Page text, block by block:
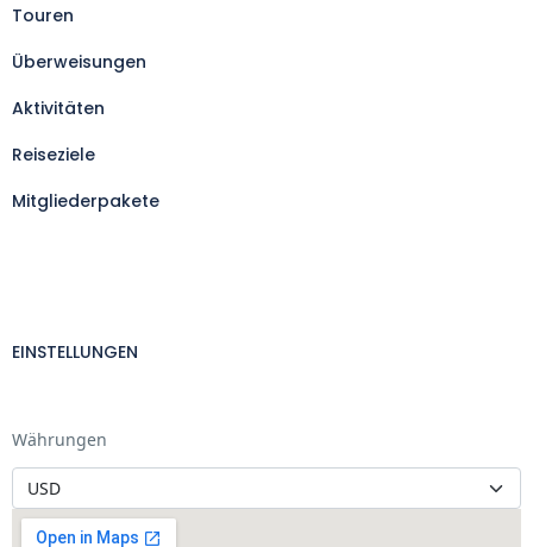
Touren
Überweisungen
Aktivitäten
Reiseziele
Mitgliederpakete
EINSTELLUNGEN
Währungen